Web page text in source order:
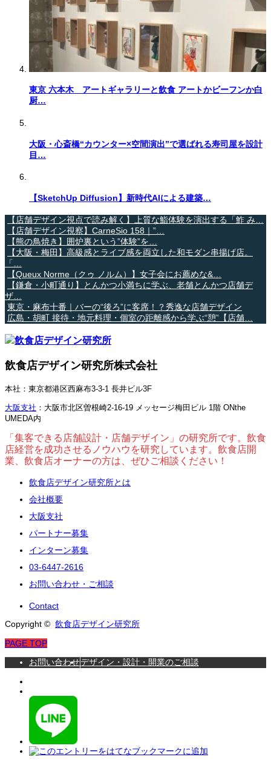
東京 六本木 アートギャラリーと飲食 アートかビーフンか白
厨…
大阪・心斎橋“カウンター×空間演出”で選ばれる寿司屋を設計
目…
【SketchUp Diffusion】新時代AIによる建築…
【店舗デザイン視点で読み解く】上質な鮨体験を演出する「鮓 み…
【店舗デザイン視察】CarneSio 158｜”…
【熊の鳥焼き】囲炉裏という”体験”を…
【大阪・梅田】高級感とライブ感を両立した和モダン串揚げ店。
「…
【Queux Norme（クゥ ノルム）】女子会にお薦めな&…
【鎌倉・小町通り】とんかつ小満ちに学ぶ、老舗とんかつ店舗デ
ザ…
東京・麻布十番｜バーの“後ろ”に客席！？秀逸な店舗デザイン
広島・胡町 接待・地元料理・個室の距離感から学ぶ“憩”【店舗…
飲食店デザイン研究所株式会社
本社：東京都港区西麻布3-3-1 長井ビル3F
大阪支社 ：大阪市北区曽根崎2-16-19 メッセージ梅田ビル 1階 ONthe
UMEDA内
「集客できる店舗設計・店舗デザイン」の研究所です。飲食
店経営を成功させるノウハウを研究しています。飲食店開
業、飲食店オーナーの方は、ぜひご相談ください！
飲食店デザイン研究所とは
会社概要
大阪支社
パートナー募集
インターン募集
03-6447-2616
お問い合わせ・ご相談
Contact
Copyright © 飲食店デザイン研究所
PAGE TOP
お問い合わせデザイン・設計・開業のご相談